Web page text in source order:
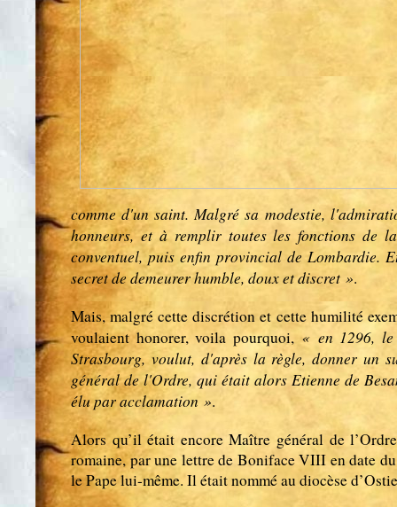
comme d'un saint. Malgré sa modestie,
honneurs, et à remplir toutes les fonctions de
conventuel, puis enfin provincial de Lombardie.
secret de demeurer humble, doux et discret ».
Mais, malgré cette discrétion et cette humilité
voulaient honorer, voila pourquoi,« en 1296,
Strasbourg, voulut, d'après la règle, donner un
général de l'Ordre, qui était alors Etienne de
élu par acclamation ».
Alors qu’il était encore Maître général de
romaine, par une lettre de Boniface VIII en date
le Pape lui-même. Il était nommé au diocèse